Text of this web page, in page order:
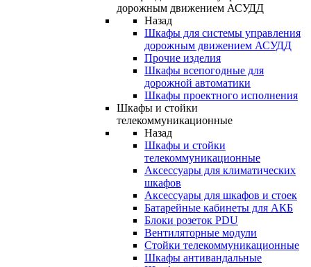
дорожным движением АСУДД
Назад
Шкафы для системы управления
дорожным движением АСУДД
Прочие изделия
Шкафы всепогодные для
дорожной автоматики
Шкафы проектного исполнения
Шкафы и стойки
телекоммуникационные
Назад
Шкафы и стойки
телекоммуникационные
Аксессуары для климатических
шкафов
Аксессуары для шкафов и стоек
Батарейные кабинеты для АКБ
Блоки розеток PDU
Вентиляторные модули
Стойки телекоммуникационные
Шкафы антивандальные